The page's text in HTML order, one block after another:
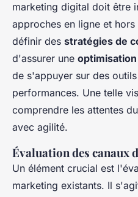
marketing digital doit être
approches en ligne et
définir des stratégies de
d'assurer une
de s'appuyer sur des
performances. Une telle
comprendre les attentes
avec agilité.
Évaluation des canaux
Un élément crucial est
marketing existants. Il